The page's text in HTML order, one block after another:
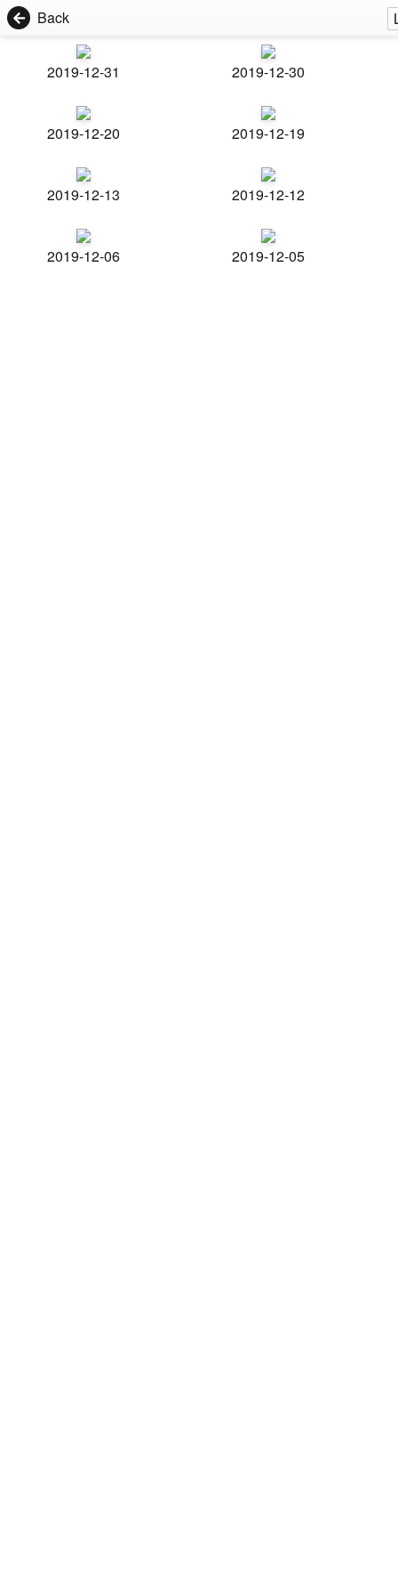
Back
2019-12-31 2019-12-30
2019-12-20 2019-12-19
2019-12-13 2019-12-12
2019-12-06 2019-12-05